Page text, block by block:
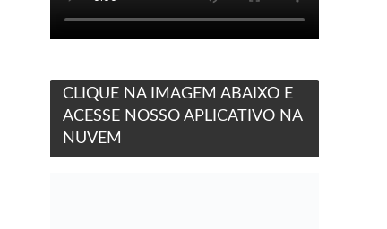
CLIQUE NA IMAGEM ABAIXO E
ACESSE NOSSO APLICATIVO NA
NUVEM